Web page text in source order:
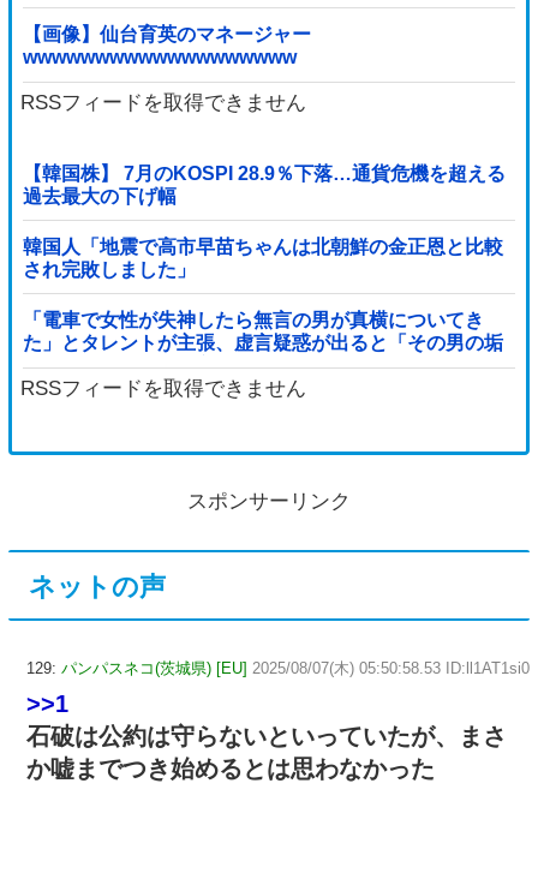
【画像】仙台育英のマネージャー
wwwwwwwwwwwwwwwwwww
RSSフィードを取得できません
【韓国株】 7月のKOSPI 28.9％下落…通貨危機を超える
過去最大の下げ幅
韓国人「地震で高市早苗ちゃんは北朝鮮の金正恩と比較
され完敗しました」
「電車で女性が失神したら無言の男が真横についてき
た」とタレントが主張、虚言疑惑が出ると「その男の垢
を発見した」と追加主張するも……他
RSSフィードを取得できません
スポンサーリンク
ネットの声
129: パンパスネコ(茨城県) [EU] 2025/08/07(木) 05:50:58.53 ID:ll1AT1si0
>>1
石破は公約は守らないといっていたが、まさ
か嘘までつき始めるとは思わなかった